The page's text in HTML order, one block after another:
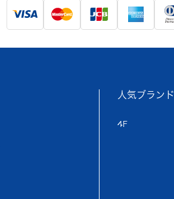
人気ブランド
4F